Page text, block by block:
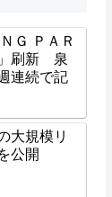
Ｇ ＰＡＲ
刷新 泉
連続で記
大規模リ
公開